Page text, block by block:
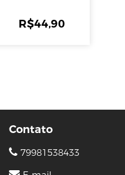
R$44,90
Contato
79981538433